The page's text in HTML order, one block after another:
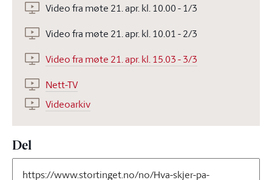
Video fra møte 21. apr. kl. 10.00 - 1/3
Video fra møte 21. apr. kl. 10.01 - 2/3
Video fra møte 21. apr. kl. 15.03 - 3/3
Nett-TV
Videoarkiv
Del